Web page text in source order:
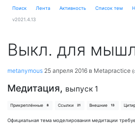
Поиск Лента Активность Cписок тем
v2021.4.13
Выкл. для
metanymous 25 апреля 2016 в Metapractice (
Медитация, выпуск 1
Прикреплённые 8 Ссылки 21 Внешние 13
Официальная тема моделирования медитации